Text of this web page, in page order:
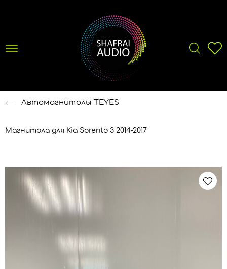
Автомагнитолы TEYES
Магнитола для Kia Sorento 3 2014-2017